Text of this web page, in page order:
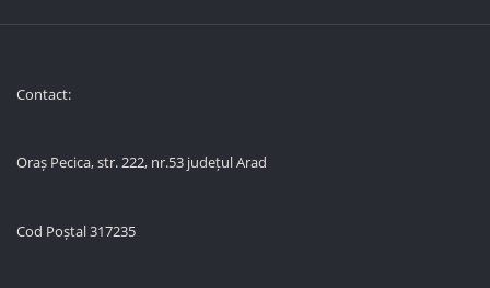
Contact:
Oraș Pecica, str. 222, nr.53 județul Arad
Cod Poștal 317235